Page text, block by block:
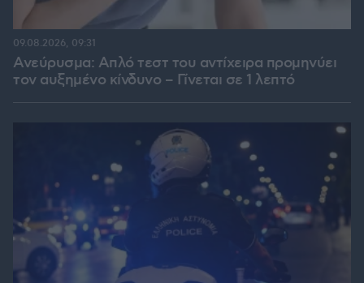
Ανεύρυσμα: Απλό τεστ του αντίχειρα προμηνύει
τον αυξημένο κίνδυνο – Γίνεται σε 1 λεπτό
09.08.2026, 09:31